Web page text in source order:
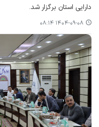
دارایی استان برگزار شد.
۱۴۰۴-۰۹-۰۸ ۰۸:۱۴